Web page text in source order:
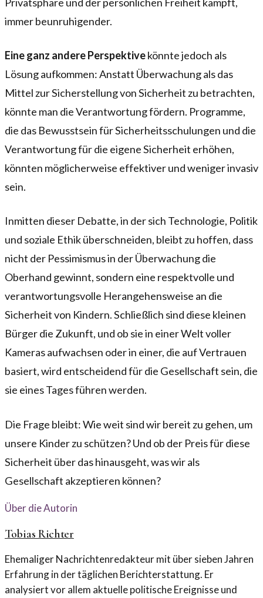
immer beunruhigender.
Eine ganz andere Perspektivekönnte jedoch als
Lösung aufkommen: Anstatt Überwachung als das
Mittel zur Sicherstellung von Sicherheit zu betrachten,
könnte man die Verantwortung fördern. Programme,
die das Bewusstsein für Sicherheitsschulungen und die
Verantwortung für die eigene Sicherheit erhöhen,
könnten möglicherweise effektiver und weniger invasiv
sein.
Inmitten dieser Debatte, in der sich Technologie, Politik
und soziale Ethik überschneiden, bleibt zu hoffen, dass
nicht der Pessimismus in der Überwachung die
Oberhand gewinnt, sondern eine respektvolle und
verantwortungsvolle Herangehensweise an die
Sicherheit von Kindern. Schließlich sind diese kleinen
Bürger die Zukunft, und ob sie in einer Welt voller
Kameras aufwachsen oder in einer, die auf Vertrauen
basiert, wird entscheidend für die Gesellschaft sein, die
sie eines Tages führen werden.
Die Frage bleibt: Wie weit sind wir bereit zu gehen, um
unsere Kinder zu schützen? Und ob der Preis für diese
Sicherheit über das hinausgeht, was wir als
Gesellschaft akzeptieren können?
Über die Autorin
Tobias Richter
Ehemaliger Nachrichtenredakteur mit über sieben Jahren
Erfahrung in der täglichen Berichterstattung. Er
analysiert vor allem aktuelle politische Ereignisse und